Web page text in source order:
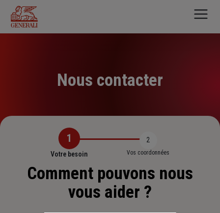
contenu
principal
Nous contacter
1
Votre besoin
2
Vos coordonnées
Comment pouvons nous
vous aider ?